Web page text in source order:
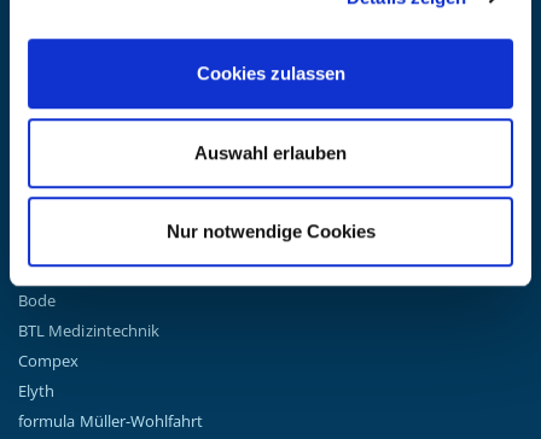
Cookies zulassen
Auswahl erlauben
Nur notwendige Cookies
TOP MARKEN
Artzt-Vitality
Bode
BTL Medizintechnik
Compex
Elyth
formula Müller-Wohlfahrt